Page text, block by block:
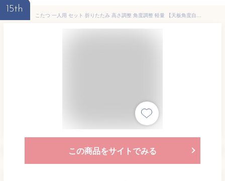
15th
こたつ 一人用 セット 折りたたみ 高さ調整 角度調整 軽量 【天板角度自在こたつ「こたむき」】【送料無料】 足元ヒーター おひとり様 温
この商品をサイトでみる